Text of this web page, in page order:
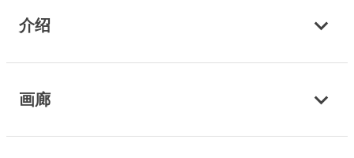
介绍
画廊